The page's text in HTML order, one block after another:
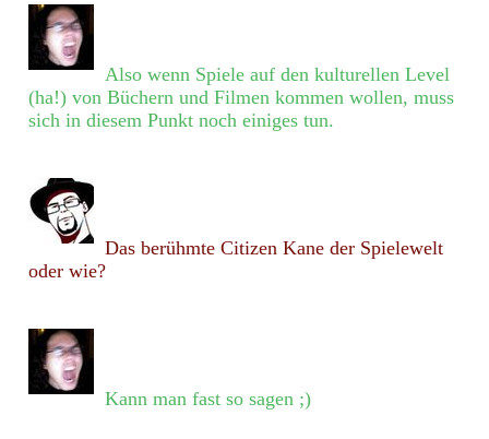
Also wenn Spiele auf den kulturellen Level
(ha!) von Büchern und Filmen kommen wollen, muss
sich in diesem Punkt noch einiges tun.
Das berühmte Citizen Kane der Spielewelt
oder wie?
Kann man fast so sagen ;)